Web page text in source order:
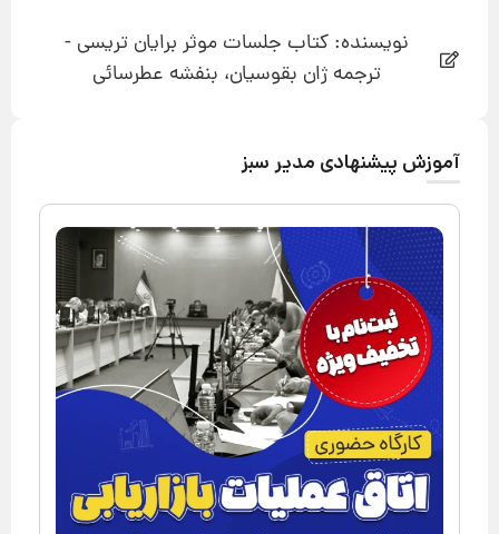
نویسنده: کتاب جلسات موثر برایان تریسی -
ترجمه ژان بقوسیان، بنفشه عطرسائی
آموزش پیشنهادی مدیر سبز